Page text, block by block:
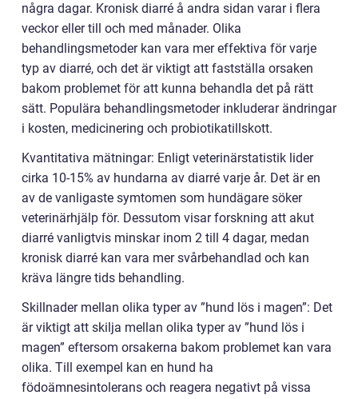
några dagar. Kronisk diarré å andra sidan varar i flera
veckor eller till och med månader. Olika
behandlingsmetoder kan vara mer effektiva för varje
typ av diarré, och det är viktigt att fastställa orsaken
bakom problemet för att kunna behandla det på rätt
sätt. Populära behandlingsmetoder inkluderar ändringar
i kosten, medicinering och probiotikatillskott.
Kvantitativa mätningar: Enligt veterinärstatistik lider
cirka 10-15% av hundarna av diarré varje år. Det är en
av de vanligaste symtomen som hundägare söker
veterinärhjälp för. Dessutom visar forskning att akut
diarré vanligtvis minskar inom 2 till 4 dagar, medan
kronisk diarré kan vara mer svårbehandlad och kan
kräva längre tids behandling.
Skillnader mellan olika typer av ”hund lös i magen”: Det
är viktigt att skilja mellan olika typer av ”hund lös i
magen” eftersom orsakerna bakom problemet kan vara
olika. Till exempel kan en hund ha
födoämnesintolerans och reagera negativt på vissa